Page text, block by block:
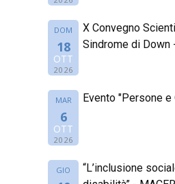
DOM
18
OTT
2026
X Convegno
Sindrome di Down
MAR
6
OTT
2026
Evento "Persone e
GIO
“L’inclusione